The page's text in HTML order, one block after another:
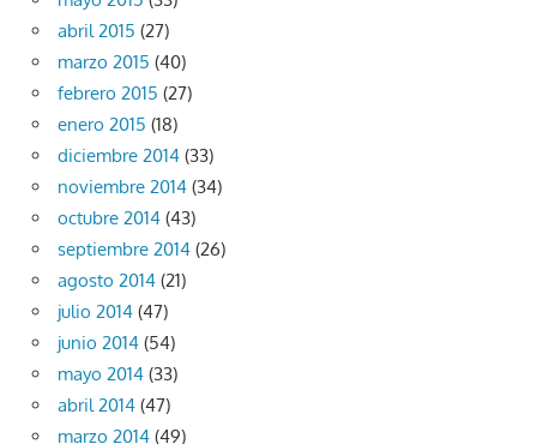
abril 2015 (27)
marzo 2015 (40)
febrero 2015 (27)
enero 2015 (18)
diciembre 2014 (33)
noviembre 2014 (34)
octubre 2014 (43)
septiembre 2014 (26)
agosto 2014 (21)
julio 2014 (47)
junio 2014 (54)
mayo 2014 (33)
abril 2014 (47)
marzo 2014 (49)